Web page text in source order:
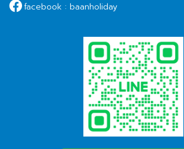
facebook : baanholiday